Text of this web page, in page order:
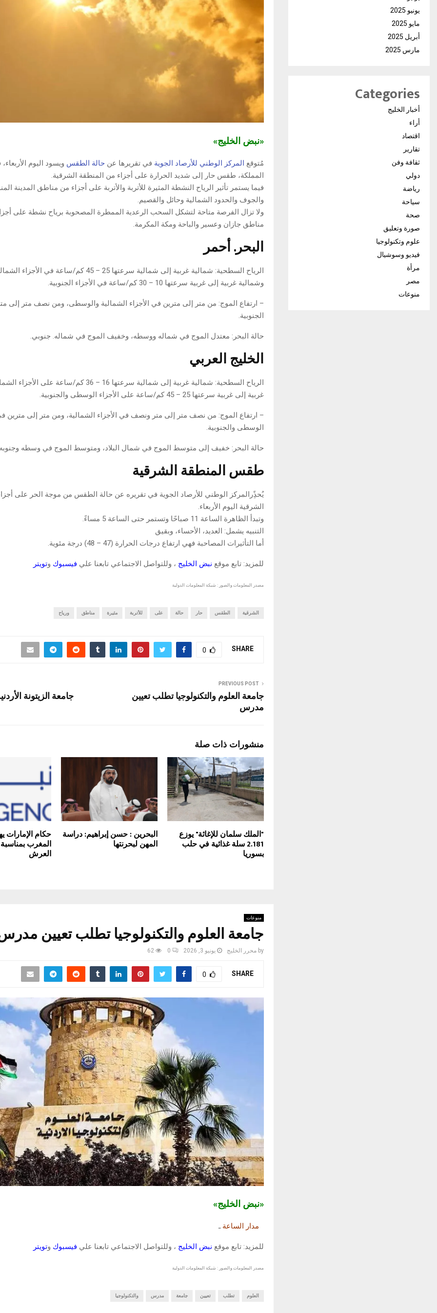
«نبض الخليج»
مُتوقع المركز الوطني للأرصاد الجوية في تقريرها عن حالة الطقس ويسود اليوم
المملكة، طقس حار إلى شديد الحرارة على أجزاء من المنطقة الشرقية.
فيما يستمر تأثير الرياح النشطة المثيرة للأتربة والأتربة على أجزاء من مناطق المدينة
والجوف والحدود الشمالية وحائل والقصيم.
ولا تزال الفرصة متاحة لتشكل السحب الرعدية الممطرة المصحوبة برياح نشطة على
مناطق جازان وعسير والباحة ومكة المكرمة.
البحر. أحمر
الرياح السطحية: شمالية غربية إلى شمالية سرعتها 25 – 45 كم/
وشمالية غربية إلى غربية سرعتها 10 – 30 كم/ساعة في الأجزاء الجنوبية.
– ارتفاع الموج: من متر إلى مترين في الأجزاء الشمالية والوسطى، ومن نصف متر إلى
الجنوبية.
حالة البحر: معتدل الموج في شماله ووسطه، وخفيف الموج في شماله. جنوبي.
الخليج العربي
الرياح السطحية: شمالية غربية إلى شمالية سرعتها 16 – 36 كم/
غربية إلى غربية سرعتها 25 – 45 كم/ساعة على الأجزاء الوسطى والجنوبية.
– ارتفاع الموج: من نصف متر إلى متر ونصف في الأجزاء الشمالية، ومن متر إلى مترين
الوسطى والجنوبية.
حالة البحر: خفيف إلى متوسط ​​الموج في شمال البلاد، ومتوسط ​​الموج في وسطه وجنوبه.
طقس المنطقة الشرقية
يُحذًِر المركز الوطني للأرصاد الجوية في تقريره عن حالة الطقس من موجة الحر على
الشرقية اليوم الأربعاء
وتبدأ الظاهرة الساعة 11 صباحًا وتستمر حتى الساعة 5 مساءً
التنبيه يشمل: العديد، الأحساء، وبقيق
أما التأثيرات المصاحبة فهي ارتفاع درجات الحرارة (47 – 48) درجة مئوية
للمزيد: تابع موقع نبض الخليج ، وللتواصل الاجتماعي تابعنا علي فيسبوك وتويتر
مصدر المعلومات والصور : شبكة المعلومات الدولية
الشرقية الطقس حار حالة على للأتربة مثيرة مناطق ورياح
SHARE
0
PREVIOUS POST
جامعة العلوم والتكنولوجيا تطلب تعيين
مدرس
جامعة الزيتونة
منشورات ذات صلة
"الملك سلمان للإغاثة" يوزع
2.181 سلة غذائية في حلب
بسوريا
البحرين : حسن إبراهيم: دراسة
المهن لبحرنتها
حكام الإمارات
المغرب
العرش
منوعات
جامعة العلوم والتكنولوجيا تطلب تعيين
by محرر الخليج يونيو 3, 2026 0
62
SHARE
0
«نبض الخليج»
مدار الساعةـ
للمزيد: تابع موقع نبض الخليج ، وللتواصل الاجتماعي تابعنا علي فيسبوك وتويتر
مصدر المعلومات والصور : شبكة المعلومات الدولية
العلوم تطلب تعيين جامعة مدرس والتكنولوجيا
يونيو 2025
مايو 2025
أبريل 2025
مارس 2025
Categories
أخبار الخليج
أراء
اقتصاد
تقارير
ثقافة وفن
دولي
رياضة
سياحة
صحة
صورة وتعليق
علوم وتكنولوجيا
فيديو وسوشيال
مرأة
مصر
منوعات